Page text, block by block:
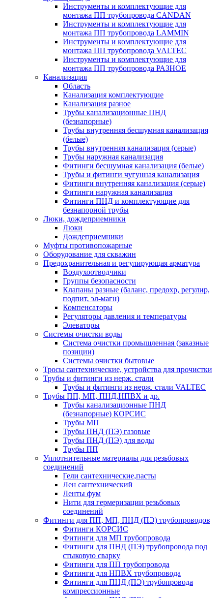
Инструменты и комплектующие для
монтажа ПП трубопровода CANDAN
Инструменты и комплектующие для
монтажа ПП трубопровода LAMMIN
Инструменты и комплектующие для
монтажа ПП трубопровода VALTEC
Инструменты и комплектующие для
монтажа ПП трубопровода РАЗНОЕ
Канализация
Область
Канализация комплектующие
Канализация разное
Трубы канализационные ПНД
(безнапорные)
Трубы внутренняя бесшумная канализация
(белые)
Трубы внутренняя канализация (серые)
Трубы наружная канализация
Фитинги бесшумная канализация (белые)
Трубы и фитинги чугунная канализация
Фитинги внутренняя канализация (серые)
Фитинги наружная канализация
Фитинги ПНД и комплектующие для
безнапорной трубы
Люки, дождеприемники
Люки
Дождеприемники
Муфты противопожарные
Оборудование для скважин
Предохранительная и регулирующая арматура
Воздухоотводчики
Группы безопасности
Клапаны разные (баланс, предохр, регулир,
подпит, эл-магн)
Компенсаторы
Регуляторы давления и температуры
Элеваторы
Системы очистки воды
Система очистки промышленная (заказные
позиции)
Системы очистки бытовые
Тросы сантехнические, устройства для прочистки
Трубы и фитинги из нерж. стали
Трубы и фитинги из нерж. стали VALTEC
Трубы ПП, МП, ПНД,НПВХ и др.
Трубы канализационные ПНД
(безнапорные) КОРСИС
Трубы МП
Трубы ПНД (ПЭ) газовые
Трубы ПНД (ПЭ) для воды
Трубы ПП
Уплотнительные материалы для резьбовых
соединений
Гели сантехнические,пасты
Лен сантехнический
Ленты фум
Нити для гермеризации резьбовых
соединений
Фитинги для ПП, МП, ПНД (ПЭ) трубопроводов
Фитинги КОРСИС
Фитинги для МП трубопровода
Фитинги для ПНД (ПЭ) трубопровода под
стыковую сварку
Фитинги для ПП трубопровода
Фитинги для НПВХ трубопровода
Фитинги для ПНД (ПЭ) трубопровода
компрессионные